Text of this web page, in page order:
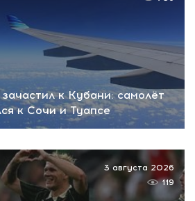
к Кубани: самолёт
к Сочи и Туапсе
3 августа 2026
119